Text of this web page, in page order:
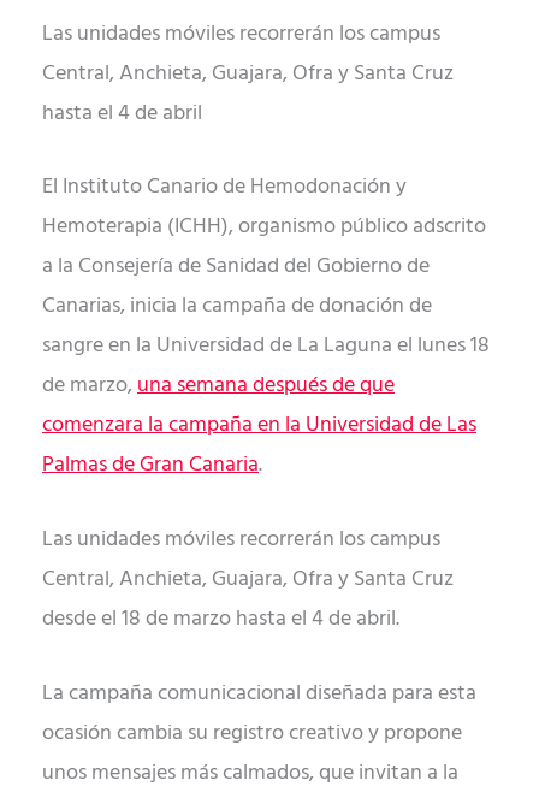
Las unidades móviles recorrerán los campus
Central, Anchieta, Guajara, Ofra y Santa Cruz
hasta el 4 de abril
El Instituto Canario de Hemodonación y
Hemoterapia (ICHH), organismo público adscrito
a la Consejería de Sanidad del Gobierno de
Canarias, inicia la campaña de donación de
sangre en la Universidad de La Laguna el lunes 18
de marzo,una semana después de que
comenzara la campaña en la Universidad de Las
Palmas de Gran Canaria.
Las unidades móviles recorrerán los campus
Central, Anchieta, Guajara, Ofra y Santa Cruz
desde el 18 de marzo hasta el 4 de abril.
La campaña comunicacional diseñada para esta
ocasión cambia su registro creativo y propone
unos mensajes más calmados, que invitan a la